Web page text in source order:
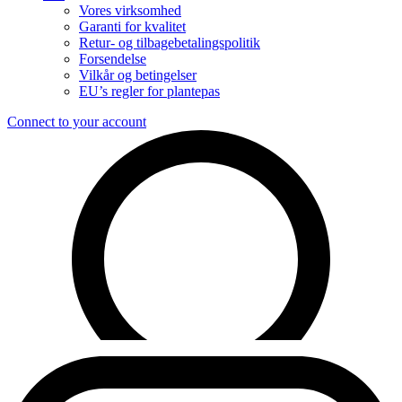
Vores virksomhed
Garanti for kvalitet
Retur- og tilbagebetalingspolitik
Forsendelse
Vilkår og betingelser
EU’s regler for plantepas
Connect to your account